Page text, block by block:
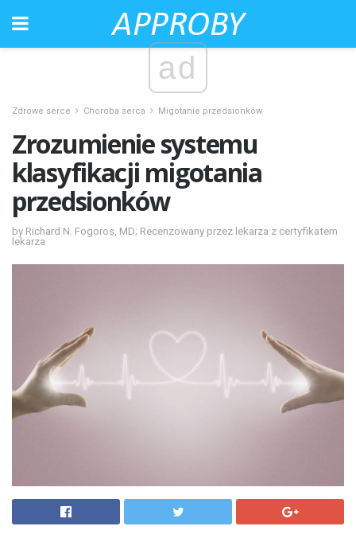
ad
Zdrowe serce Choroba serca Migotanie przedsionków
Zrozumienie systemu
klasyfikacji migotania
przedsionków
by Richard N. Fogoros, MD; Recenzowany przez lekarza z certyfikatem
lekarza